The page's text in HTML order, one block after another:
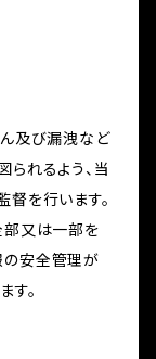
ん及び漏洩など
られるよう、当
督を行います。
部又は一部を
の安全管理が
す。